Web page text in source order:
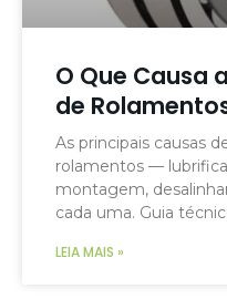
O Que Causa
de
As principais causas
rolamentos —
montagem,
cada uma. Guia
LEIA MAIS »